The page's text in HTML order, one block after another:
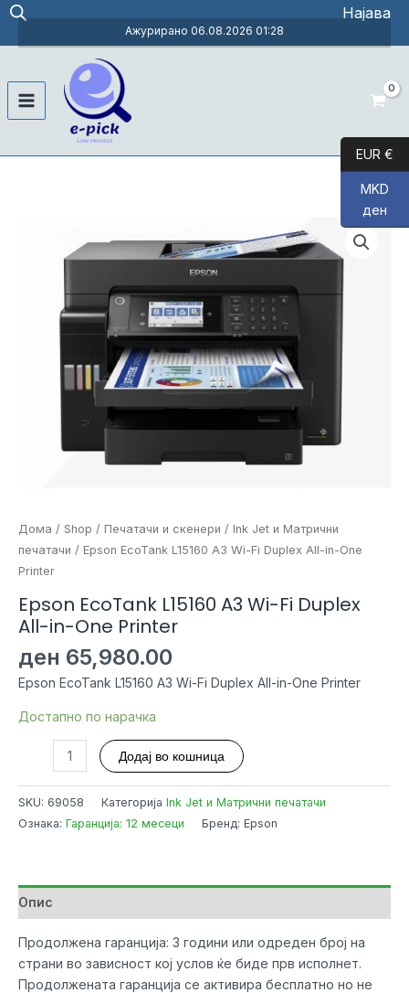
Skip
content
Најава
Ажурирано 06.08.2026 01:28
Main
Дома / Shop / Печатачи и скенери / Ink Jet и Матрични
печатачи / Epson EcoTank L15160 A3 Wi-Fi Duplex All-in-One
Printer
Epson EcoTank L15160 A3 Wi-Fi Duplex
All-in-One Printer
ден 65,980.00
Epson EcoTank L15160 A3 Wi-Fi Duplex All-in-One Printer
Достапно по нарачка
EcoTank
L15160
All-
in-
One
Printer
количина
Додај во кошница
SKU: 69058 Категорија Ink Jet и Матрични печатачи
Ознака: Гаранција: 12 месеци Бренд: Epson
Опис
Продолжена гаранција: 3 години или одреден број на
страни во зависност кој услов ќе биде прв исполнет.
Продолжената гаранција се активира бесплатно но не
EUR €
MKD
ден